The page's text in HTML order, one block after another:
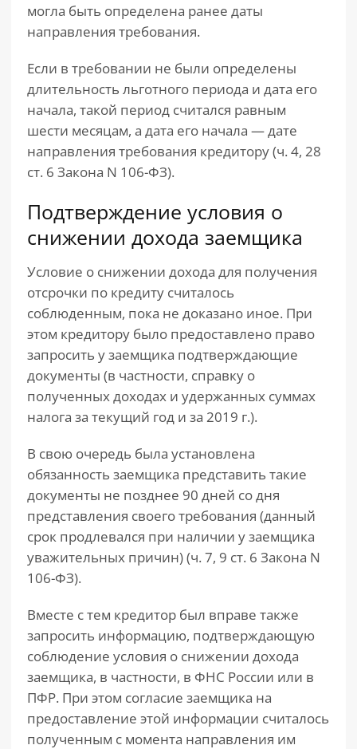
могла быть определена ранее даты
направления требования.
Если в требовании не были определены
длительность льготного периода и дата его
начала, такой период считался равным
шести месяцам, а дата его начала — дате
направления требования кредитору (ч. 4, 28
ст. 6 Закона N 106-ФЗ).
Подтверждение условия о
снижении дохода заемщика
Условие о снижении дохода для получения
отсрочки по кредиту считалось
соблюденным, пока не доказано иное. При
этом кредитору было предоставлено право
запросить у заемщика подтверждающие
документы (в частности, справку о
полученных доходах и удержанных суммах
налога за текущий год и за 2019 г.).
В свою очередь была установлена
обязанность заемщика представить такие
документы не позднее 90 дней со дня
представления своего требования (данный
срок продлевался при наличии у заемщика
уважительных причин) (ч. 7, 9 ст. 6 Закона N
106-ФЗ).
Вместе с тем кредитор был вправе также
запросить информацию, подтверждающую
соблюдение условия о снижении дохода
заемщика, в частности, в ФНС России или в
ПФР. При этом согласие заемщика на
предоставление этой информации считалось
полученным с момента направления им